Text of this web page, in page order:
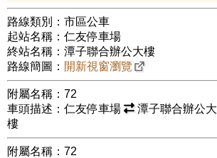
路線類別：市區公車
起站名稱：仁友停車場
終站名稱：潭子聯合辦公大樓
路線簡圖： 開新視窗瀏覽
附屬名稱：72
車頭描述：仁友停車場
潭子聯合辦公大
樓
附屬名稱：72